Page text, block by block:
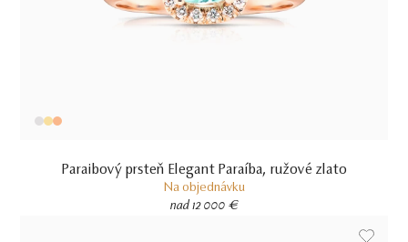
Paraibový prsteň Elegant Paraíba, ružové zlato
Na objednávku
nad 12 000 €